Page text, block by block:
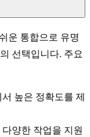
운 통합으로 유명
선택입니다. 주요
높은 정확도를 제
양한 작업을 지원